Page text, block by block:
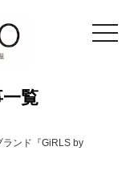
toggle
覧
ランド『GiRLS by